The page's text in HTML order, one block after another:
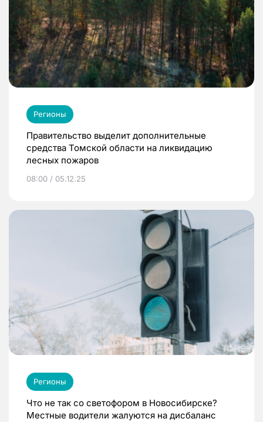
Регионы
Правительство выделит дополнительные
средства Томской области на ликвидацию
лесных пожаров
08:00 / 05.12.25
Регионы
Что не так со светофором в Новосибирске?
Местные водители жалуются на дисбаланс